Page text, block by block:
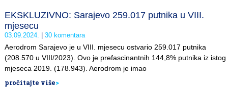
EKSKLUZIVNO: Sarajevo 259.017 putnika u VIII.
mjesecu
03.09.2024. 30 komentara
Aerodrom Sarajevo je u VIII. mjesecu ostvario 259.017 putnika
(208.570 u VIII/2023). Ovo je prefascinantnih 144,8% putnika iz istog
mjeseca 2019. (178.943). Aerodrom je imao
pročitajte više>